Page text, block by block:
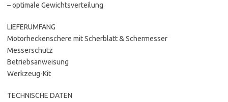
– optimale Gewichtsverteilung
LIEFERUMFANG
Motorheckenschere mit Scherblatt & Schermesser
Messerschutz
Betriebsanweisung
Werkzeug-Kit
TECHNISCHE DATEN